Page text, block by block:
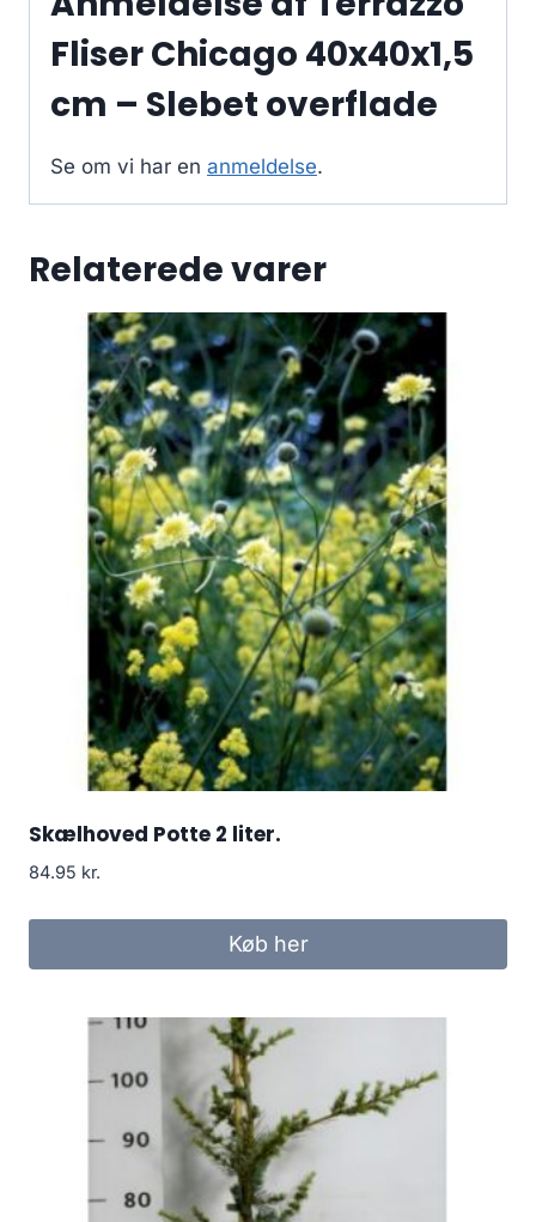
Fliser Chicago 40x40x1,5
cm – Slebet overflade
Se om vi har en anmeldelse.
Relaterede varer
Skælhoved Potte 2 liter.
84.95 kr.
Køb her